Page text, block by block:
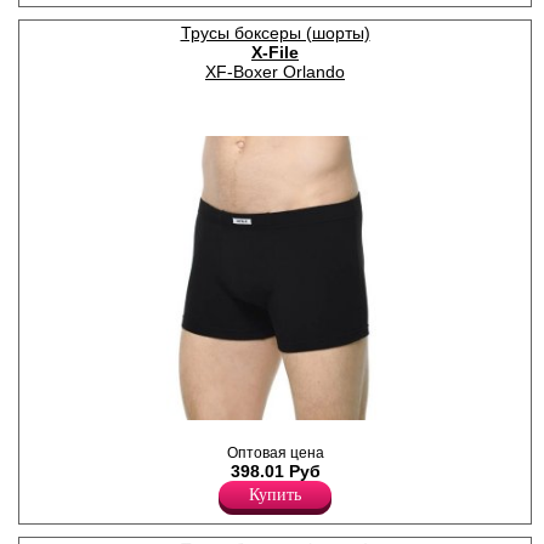
Хлопок 95%
Эластан 5%
Трусы боксеры (шорты)
X-File
XF-Boxer Orlando
мягкого эластичного хлопка,
облегающего силуэта,
однотонные, Модель с
удобной, мягкой, зашивной
резинкой.
Хлопок 95%
Оптовая цена
398.01 Руб
Купить